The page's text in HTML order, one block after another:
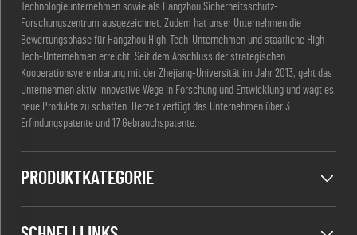
Technologieunternehmen sowie als Hangzhou Sicherheitsschutz-
Forschungszentrum ausgezeichnet. Zudem hat unser Unternehmen die
Bewertungsphase für Hangzhou High-Tech-Unternehmen und staatliche High-
Tech-Unternehmen erreicht. Seit dem Abschluss der strategischen
Kooperationsvereinbarung mit der Zhejiang-Universität im Jahr 2013, geht das
Unternehmen aktiv innovative Wege in Forschung und Entwicklung und wagt es,
neue Produkte zu schaffen. Derzeit verfügt das Unternehmen über 3
Erfindungspatente und 17 Gebrauchspatente.
PRODUKTKATEGORIE